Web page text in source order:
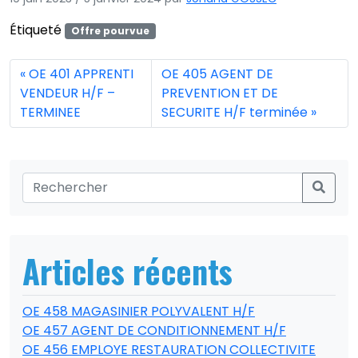
Étiqueté Offre pourvue
OE 401 APPRENTI
VENDEUR H/F –
TERMINEE
OE 405 AGENT DE
PREVENTION ET DE
SECURITE H/F terminée
Articles récents
OE 458 MAGASINIER POLYVALENT H/F
OE 457 AGENT DE CONDITIONNEMENT H/F
OE 456 EMPLOYE RESTAURATION COLLECTIVITE